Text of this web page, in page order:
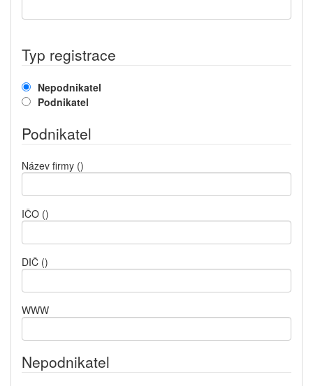
Typ registrace
Nepodnikatel
Podnikatel
Podnikatel
Název firmy ()
IČO ()
DIČ ()
WWW
Nepodnikatel